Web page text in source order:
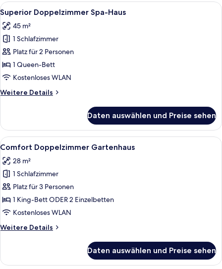
Alle
Fotos
für
Superior
Doppelzimmer
Spa-
Haus
Ein Hotelzimmer mit einer Couch,
4
Superior Doppelzimmer Spa-Haus
45 m²
1 Schlafzimmer
Platz für 2 Personen
1 Queen-Bett
Kostenloses WLAN
Weitere Details
Weitere
Doppelzimmer
Spa-
Haus
Daten auswählen und Preise sehen
Alle
Fotos
für
Comfort
Doppelzimmer
Gartenhaus
anzeigen
Ein Schlafzimmer mit floralem
1
Comfort Doppelzimmer Gartenhaus
28 m²
1 Schlafzimmer
Platz für 3 Personen
1 King-Bett ODER 2 Einzelbetten
Kostenloses WLAN
Weitere Details
Weitere
Doppelzimmer
Daten auswählen und Preise sehen